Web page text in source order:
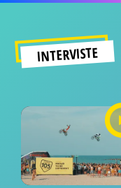
INTERVISTE